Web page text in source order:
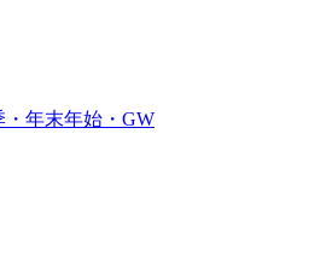
年末年始・GW